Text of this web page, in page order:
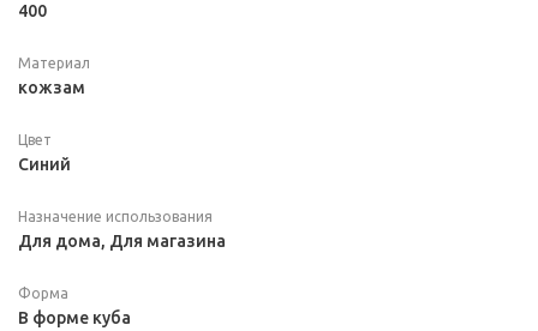
400
Материал
кожзам
Цвет
Синий
Назначение использования
Для дома, Для магазина
Форма
В форме куба